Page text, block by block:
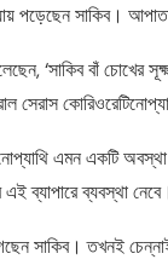
সাকিব। আপাতত
‘সাকিব বাঁ চোখের
সেরাস
এমন একটি
এই ব্যাপারে ব্যবস্থা
সাকিব। তখনই